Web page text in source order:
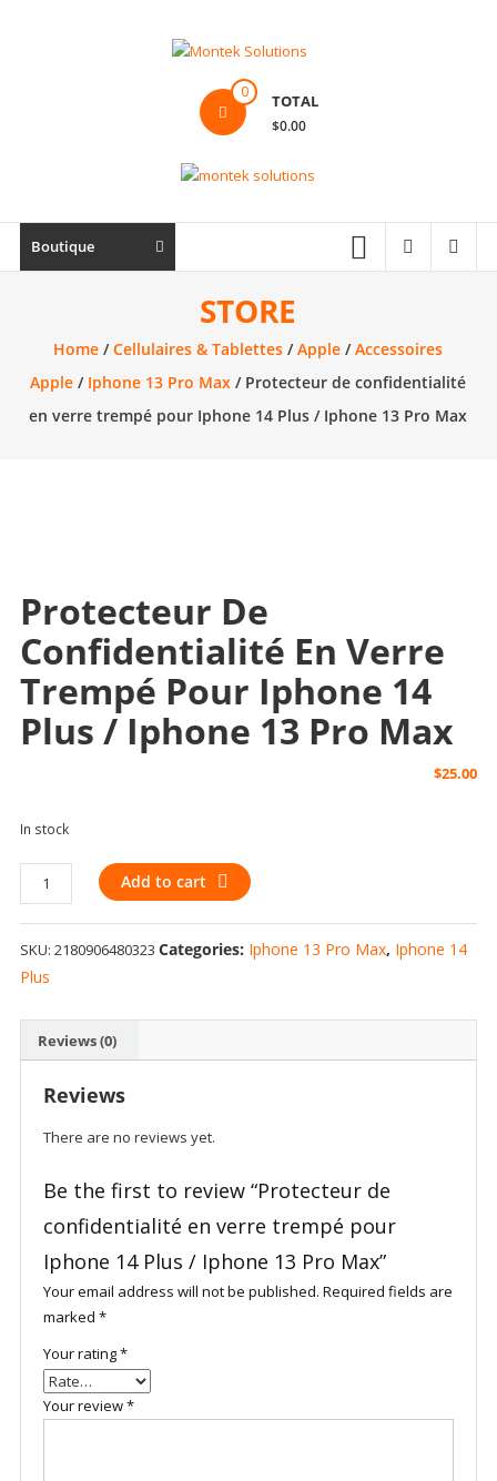
Ordinateur,
électronique
0 TOTAL
$0.00
Boutique
STORE
Home /Cellulaires & Tablettes /Apple /Accessoires
Apple / Iphone 13 Pro Max / Protecteur de confidentialité
en verre trempé pour Iphone 14 Plus / Iphone 13 Pro Max
Protecteur De
Confidentialité En Verre
Trempé Pour Iphone 14
Plus / Iphone 13 Pro Max
$25.00
In stock
Protecteur
de
confidentialité
en
verre
Iphone
Plus
Max
quantity
Add to cart
SKU: 2180906480323 Categories: Iphone 13 Pro Max, Iphone 14
Plus
Reviews (0)
Reviews
There are no reviews yet.
Be the first to review “Protecteur de
confidentialité en verre trempé pour
Iphone 14 Plus / Iphone 13 Pro Max”
Your email address will not be published. Required fields are
marked *
Your rating*
Your review*